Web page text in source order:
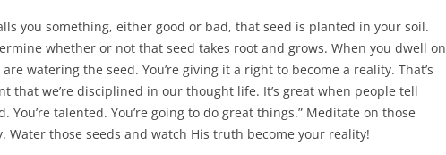
you something, either good or bad, that seed is planted in your soil.
whether or not that seed takes root and grows. When you dwell on
watering the seed. You’re giving it a right to become a reality. That’s
that we’re disciplined in our thought life. It’s great when people tell
You’re talented. You’re going to do great things.” Meditate on those
Water those seeds and watch His truth become your reality!